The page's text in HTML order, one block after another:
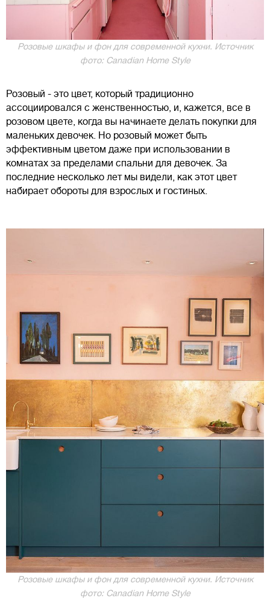
Розовые шкафы и фон для современной кухни. Источник
фото: Canadian Home Style
Розовый - это цвет, который традиционно
ассоциировался с женственностью, и, кажется, все в
розовом цвете, когда вы начинаете делать покупки для
маленьких девочек. Но розовый может быть
эффективным цветом даже при использовании в
комнатах за пределами спальни для девочек. За
последние несколько лет мы видели, как этот цвет
набирает обороты для взрослых и гостиных.
Розовые шкафы и фон для современной кухни. Источник
фото: Canadian Home Style